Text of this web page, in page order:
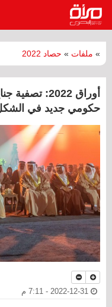
» ملفات » حصاد 2022
أوراق 2022:
حكومي جديد في